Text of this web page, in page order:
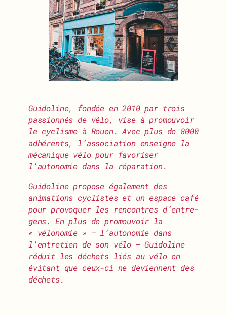
Guidoline, fondée en 2010 par trois
passionnés de vélo, vise à promouvoir
le cyclisme à Rouen. Avec plus de 8000
adhérents, l’association enseigne la
mécanique vélo pour favoriser
l’autonomie dans la réparation.
Guidoline propose également des
animations cyclistes et un espace café
pour provoquer les rencontres d’entre-
gens. En plus de promouvoir la
« vélonomie » — l’autonomie dans
l’entretien de son vélo — Guidoline
réduit les déchets liés au vélo en
évitant que ceux-ci ne deviennent des
déchets.